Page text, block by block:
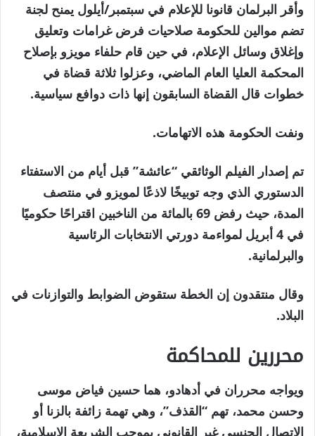
وأقر البرلمان قانونا للإعلام في سبتمبر/أيلول يمنح لجنة
تضم موالين للحكومة صلاحيات فرض غرامات وتعليق
وإغلاق وسائل الإعلام، في حين قام حلفاء مويزو بإصلاح
المحكمة العليا العام الماضي، وعزلوا ثلاثة قضاة في
خطوات قال القضاة السابقون إنها ذات دوافع سياسية.
ونفت الحكومة هذه الاتهامات.
تم إصدار الفيلم الوثائقي “عائشة” قبل أيام من الاستفتاء
الدستوري الذي وجه توبيخًا لاذعًا لمويزو في منتصف
المدة، حيث رفض 69 بالمائة من الناخبين اقتراحًا حكوميًا
في 4 أبريل لمواءمة دورتي الانتخابات الرئاسية
والبرلمانية.
وقال منتقدون إن الخطة ستقوض الضوابط والتوازنات في
البلاد.
محررين للمحاكمة
ويواجه محرران في أدهادو، هما حسين فياض موسى
وحسن محمد، تهم “القذف”، وهي تهمة زائفة بالزنا أو
الاتصال الجنسي غير القانوني بموجب الشريعة الإسلامية،